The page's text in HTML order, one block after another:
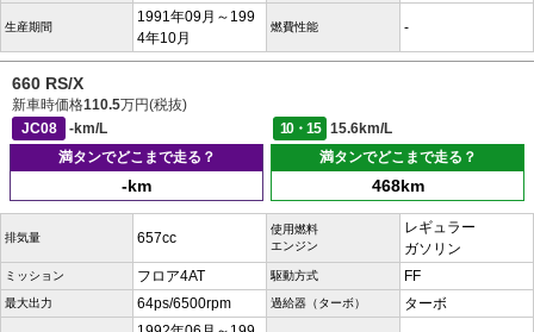
生産期間
1991年09月～199
4年10月
燃費性能 -
660 RS/X
新車時価格110.5万円(税抜)
JC08
-km/L 10・15
15.6km/L
満タンでどこまで走る？
-km
満タンでどこまで走る？
468km
排気量 657cc
使用燃料
エンジン
レギュラー
ガソリン
ミッション フロア4AT 駆動方式 FF
最大出力 64ps/6500rpm 過給器（ターボ） ターボ